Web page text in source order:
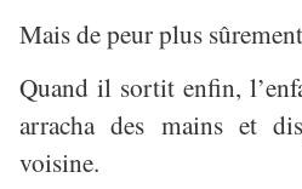
Mais de peur plus
Quand il sortit enfin,
arracha des mains et
voisine.